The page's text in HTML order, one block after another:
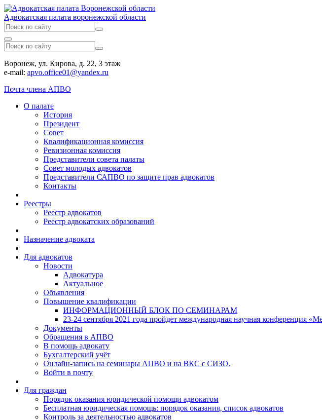
Адвокатская палата воронежской области
Воронеж, ул. Кирова, д. 22, 3 этаж
e-mail: apvo.office01@yandex.ru
Почта члена АПВО
О палате
История
Президент
Совет
Квалификационная комиссия
Ревизионная комиссия
Представители совета палаты
Совет молодых адвокатов
Представители САПВО по защите прав адвокатов
Контакты
Реестры
Реестр адвокатов
Реестр адвокатских образований
Назначение адвоката
Для адвокатов
Новости
Адвокатура
Актуальное
Объявления
Повышение квалификации
ИНФОРМАЦИОННЫЙ БЛОК ПО СЕМИНАРАМ
23-24 сентября 2021 года пройдет международная научная конференция
Документы
Обращения в АПВО
В помощь адвокату
Бухгалтерский учёт
Онлайн-запись на семинары АПВО и на ВКС с СИЗО.
Войти в почту
Для граждан
Порядок оказания юридической помощи адвокатом
Бесплатная юридическая помощь: порядок оказания, список адвокатов
Контроль за деятельностью адвокатов